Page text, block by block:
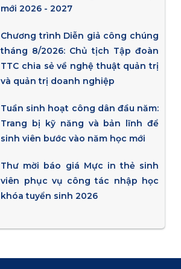
mới 2026 - 2027
Chương trình Diễn giả công chúng
tháng 8/2026: Chủ tịch Tập đoàn
TTC chia sẻ về nghệ thuật quản trị
và quản trị doanh nghiệp
Tuần sinh hoạt công dân đầu năm:
Trang bị kỹ năng và bản lĩnh để
sinh viên bước vào năm học mới
Thư mời báo giá Mực in thẻ sinh
viên phục vụ công tác nhập học
khóa tuyển sinh 2026